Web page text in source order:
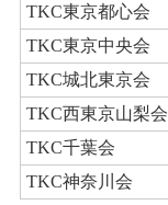
TKC東京都心会
TKC東京中央会
TKC城北東京会
TKC西東京山梨会
TKC千葉会
TKC神奈川会